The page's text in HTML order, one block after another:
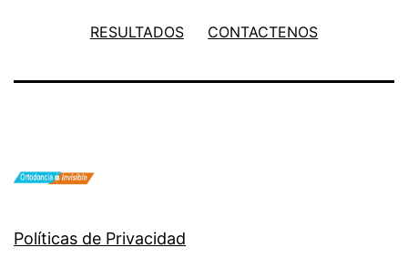
RESULTADOS CONTACTENOS
Políticas de Privacidad